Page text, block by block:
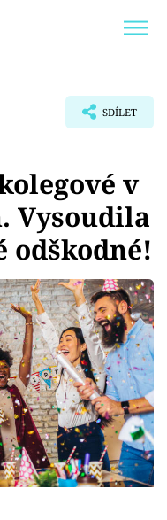
SDÍLET
v
Vysoudila